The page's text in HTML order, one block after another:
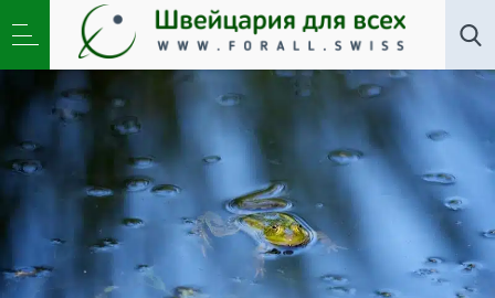
Искусство
Seleger Moor: о дивный заповедный
мир!